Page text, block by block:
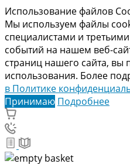
Использование файлов
Мы используем файлы
специалистами и
событий на нашем веб-
страниц нашего сайта, вы
использования. Более
в Политике
Принимаю Подробнее